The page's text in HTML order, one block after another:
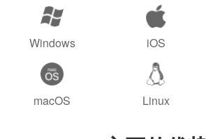
Windows iOS
macOS Linux